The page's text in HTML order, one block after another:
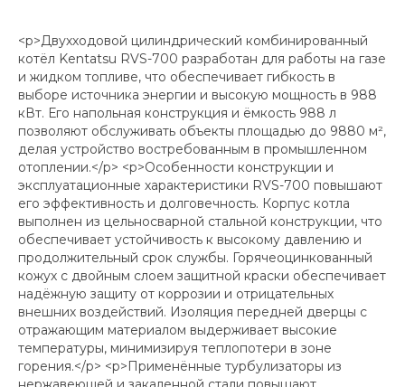
<p>Двухходовой цилиндрический комбинированный
котёл Kentatsu RVS-700 разработан для работы на газе
и жидком топливе, что обеспечивает гибкость в
выборе источника энергии и высокую мощность в 988
кВт. Его напольная конструкция и ёмкость 988 л
позволяют обслуживать объекты площадью до 9880 м²,
делая устройство востребованным в промышленном
отоплении.</p> <p>Особенности конструкции и
эксплуатационные характеристики RVS-700 повышают
его эффективность и долговечность. Корпус котла
выполнен из цельносварной стальной конструкции, что
обеспечивает устойчивость к высокому давлению и
продолжительный срок службы. Горячеоцинкованный
кожух с двойным слоем защитной краски обеспечивает
надёжную защиту от коррозии и отрицательных
внешних воздействий. Изоляция передней дверцы с
отражающим материалом выдерживает высокие
температуры, минимизируя теплопотери в зоне
горения.</p> <p>Применённые турбулизаторы из